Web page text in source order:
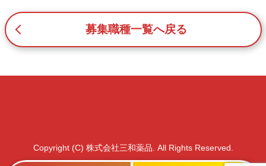
4. 法令等の遵守
応募者等の個人情報の取得、利用その他一切の取り扱いに
令、及び本プライバシーポリシーを遵守します。
本ウェブサイトでは、一部のコンテンツにおいてCookieを
利用しています。 Cookieとは、webコンテンツへのアク
募集職種一覧へ戻る
Copyright (C) 株式会社三和薬品. All Rights Reserved.